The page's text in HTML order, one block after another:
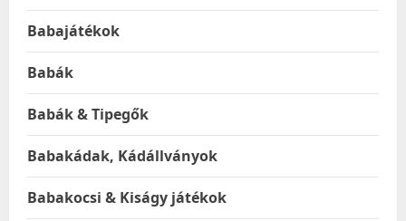
Babajátékok
Babák
Babák & Tipegők
Babakádak, Kádállványok
Babakocsi & Kiságy játékok